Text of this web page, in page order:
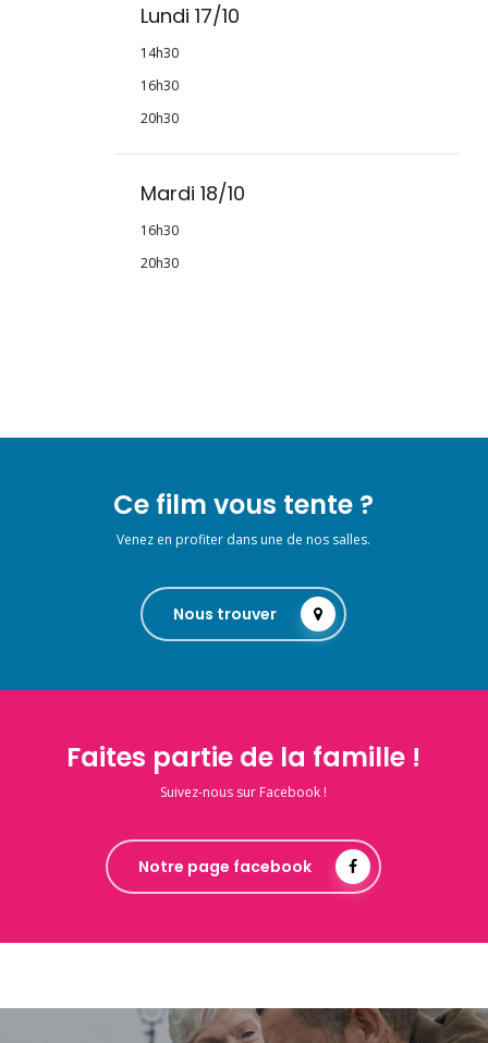
Lundi 17/10
14h30
16h30
20h30
Mardi 18/10
16h30
20h30
Ce film vous tente ?
Venez en profiter dans une de nos salles.
Nous trouver
Faites partie de la famille !
Suivez-nous sur Facebook !
Notre page facebook